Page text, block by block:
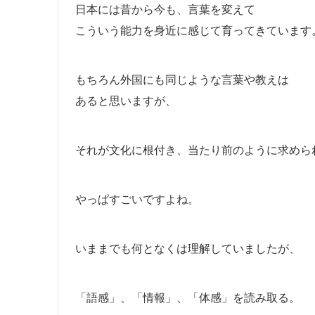
日本には昔から今も、言葉を変えて
こういう能力を身近に感じて育ってきています。
もちろん外国にも同じような言葉や教えは
あると思いますが、
それが文化に根付き、当たり前のように求めら
やっぱすごいですよね。
いままでも何となくは理解していましたが、
「語感」、「情報」、「体感」を読み取る。